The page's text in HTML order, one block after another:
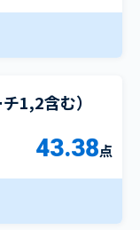
1,2含む）
43.38点